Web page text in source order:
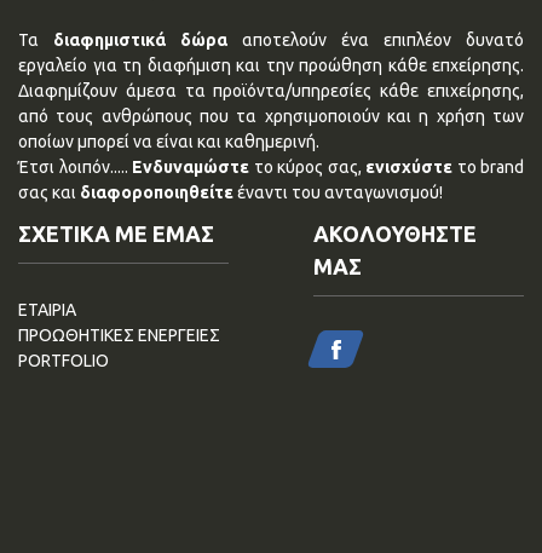
Τα διαφημιστικά δώρα αποτελούν ένα επιπλέον δυνατό
εργαλείο για τη διαφήμιση και την προώθηση κάθε επχείρησης.
Διαφημίζουν άμεσα τα προϊόντα/υπηρεσίες κάθε επιχείρησης,
από τους ανθρώπους που τα χρησιμοποιούν και η χρήση των
οποίων μπορεί να είναι και καθημερινή.
Έτσι λοιπόν..... Ενδυναμώστε το κύρος σας, ενισχύστε το brand
σας και διαφοροποιηθείτεέναντι του ανταγωνισμού!
ΣΧΕΤΙΚΑ ΜΕ ΕΜΑΣ
ΕΤΑΙΡΙΑ
ΠΡΟΩΘΗΤΙΚΕΣ ΕΝΕΡΓΕΙΕΣ
PORTFOLIO
ΑΚΟΛΟΥΘΗΣΤΕ
ΜΑΣ